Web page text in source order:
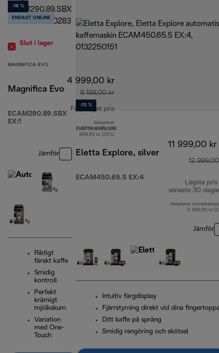
-19 %
ENDAST ONLINE
Slut i lager
MAGNIFICA EVO
Magnifica Evo
ECAM290.89.SBX
EX:1
4 999,00 kr
6 199,00 kr
Föreslaget pris
ursprungligt pris 6 199,00 kr
Inkluderat
momsbelopp på
999,80 kr (25%)
Jämför
Riktigt
färskt kaffe
Smidig
kontroll
Perfekt
krämigt
mjölkskum
Variation
med One-
Touch
-13 %
ELETTA EXPLORE
Eletta Explore, silver
ECAM450.65.S EX:4
11 999,00 kr
12
Lägsta pris
senaste 30
Inkluderat
2 399,80 kr
Jämför
Intuitiv färgdisplay
Fjärrstyrning direkt vid dina
Ditt kaffe på språng
Smidig rengöring och skötsel